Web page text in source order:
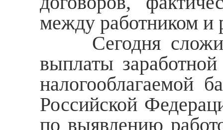
между работником и
Сегодня
выплаты
налогооблагаемой
Российской
по выявлению